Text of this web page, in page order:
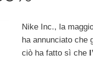
Nike Inc., la
ha annunciato che
ciò ha fatto sì che